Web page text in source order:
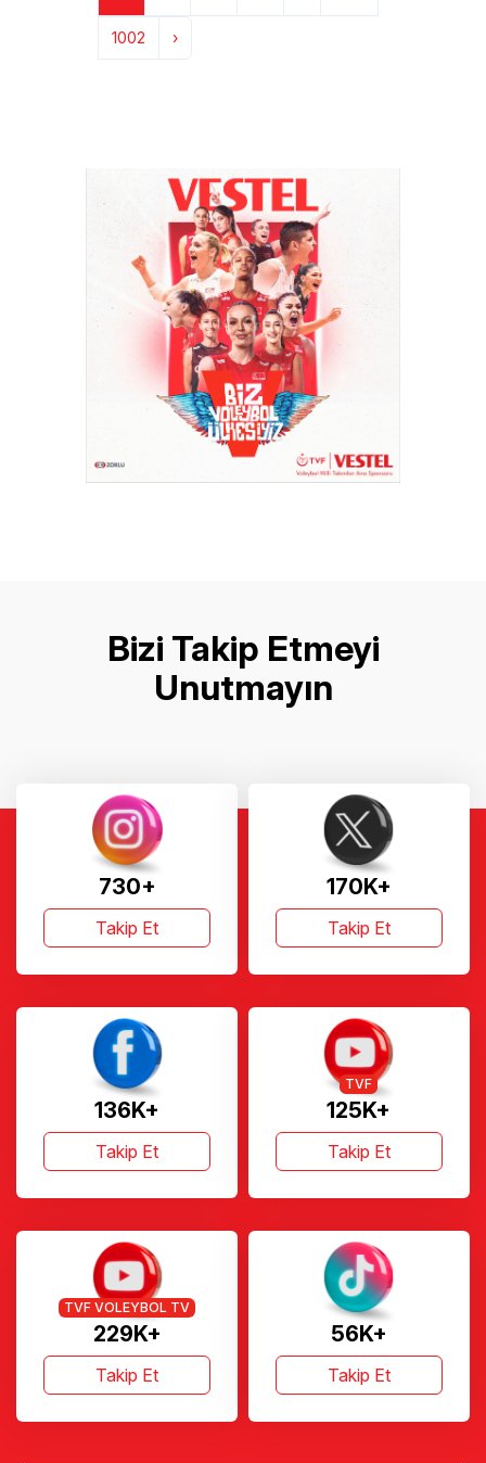
1002 ›
Bizi Takip Etmeyi
Unutmayın
730+
Takip Et
170K+
Takip Et
136K+
Takip Et
125K+
TVF
Takip Et
229K+
TVF VOLEYBOL TV
Takip Et
56K+
Takip Et